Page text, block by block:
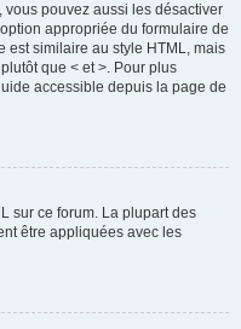
pouvez aussi les désactiver
appropriée du formulaire de
est similaire au style HTML, mais
que < et >. Pour plus
accessible depuis la page de
sur ce forum. La plupart des
être appliquées avec les